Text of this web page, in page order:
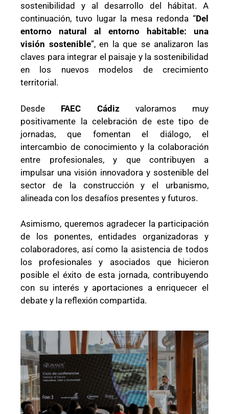
sostenibilidad y al desarrollo del hábitat. A
continuación, tuvo lugar la mesa redonda “Del
entorno natural al entorno habitable: una
visión sostenible”, en la que se analizaron las
claves para integrar el paisaje y la sostenibilidad
en los nuevos modelos de crecimiento
territorial.
Desde FAEC Cádiz valoramos muy
positivamente la celebración de este tipo de
jornadas, que fomentan el diálogo, el
intercambio de conocimiento y la colaboración
entre profesionales, y que contribuyen a
impulsar una visión innovadora y sostenible del
sector de la construcción y el urbanismo,
alineada con los desafíos presentes y futuros.
Asimismo, queremos agradecer la participación
de los ponentes, entidades organizadoras y
colaboradores, así como la asistencia de todos
los profesionales y asociados que hicieron
posible el éxito de esta jornada, contribuyendo
con su interés y aportaciones a enriquecer el
debate y la reflexión compartida.